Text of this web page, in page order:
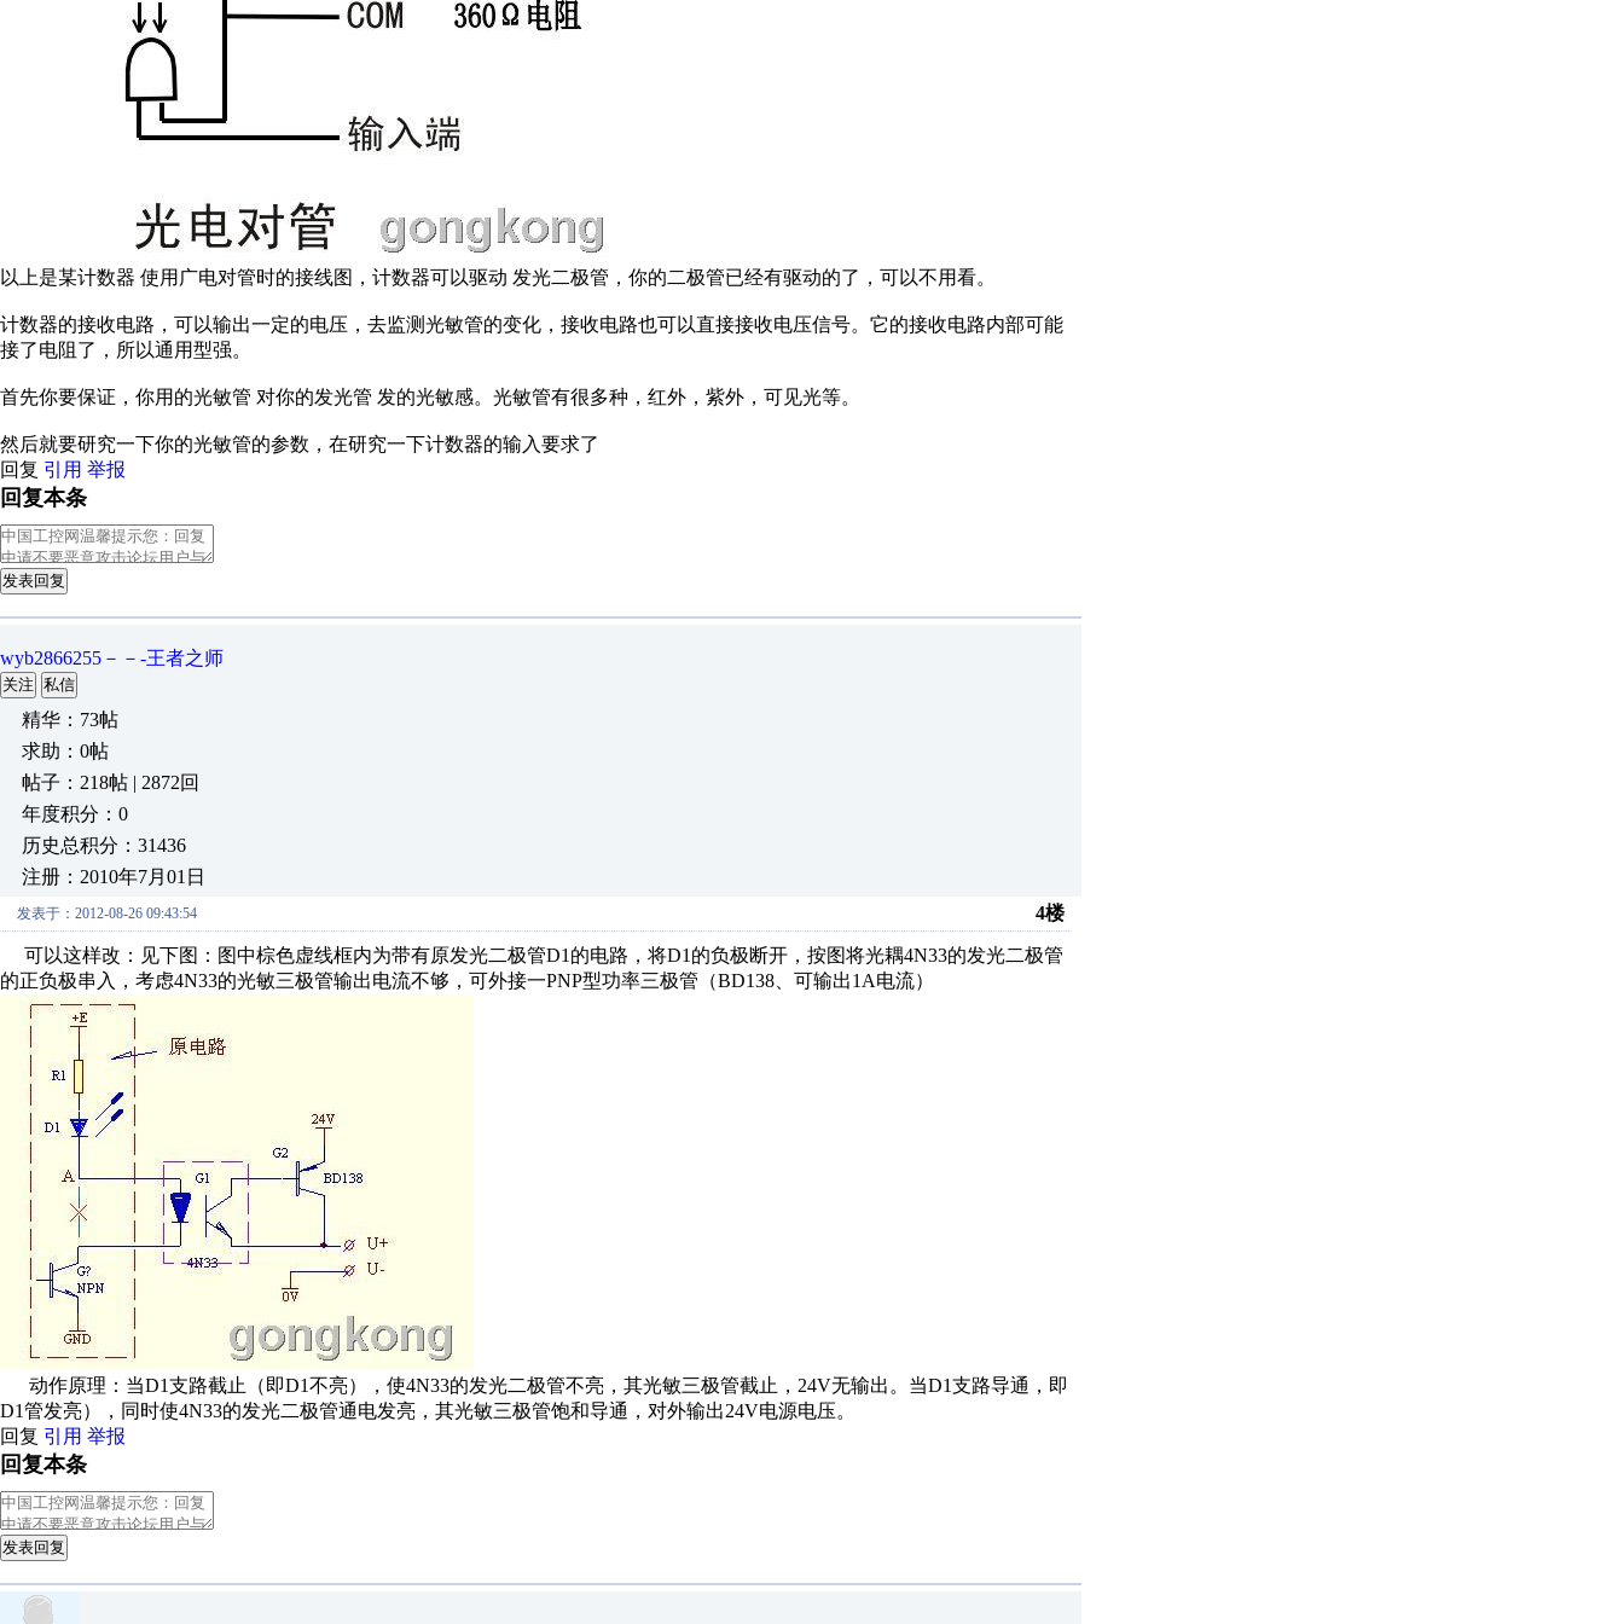
以上是某计数器 使用广电对管时的接线图，计数器可以驱动 发光二极管，你的二极管已经有驱动的了，可以不用看。
计数器的接收电路，可以输出一定的电压，去监测光敏管的变化，接收电路也可以直接接收电压信号。它的接收电路内部可能
接了电阻了，所以通用型强。
首先你要保证，你用的光敏管 对你的发光管 发的光敏感。光敏管有很多种，红外，紫外，可见光等。
然后就要研究一下你的光敏管的参数，在研究一下计数器的输入要求了
回复 引用 举报
回复本条
发表回复
wyb2866255－－-王者之师
关注 私信
精华：73帖
求助：0帖
帖子：218帖 | 2872回
年度积分：0
历史总积分：31436
注册：2010年7月01日
发表于：2012-08-26 09:43:54 4楼
可以这样改：见下图：图中棕色虚线框内为带有原发光二极管D1的电路，将D1的负极断开，按图将光耦4N33的发光二极管
的正负极串入，考虑4N33的光敏三极管输出电流不够，可外接一PNP型功率三极管（BD138、可输出1A电流）
动作原理：当D1支路截止（即D1不亮），使4N33的发光二极管不亮，其光敏三极管截止，24V无输出。当D1支路导通，即
D1管发亮），同时使4N33的发光二极管通电发亮，其光敏三极管饱和导通，对外输出24V电源电压。
回复 引用 举报
回复本条
发表回复